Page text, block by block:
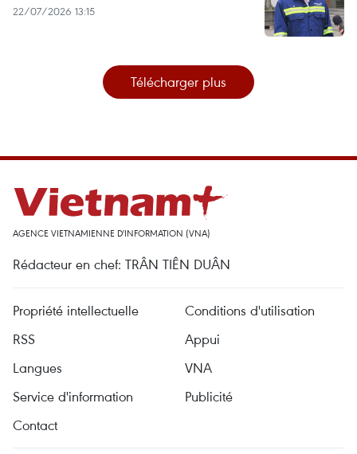
22/07/2026 13:15
Télécharger plus
AGENCE VIETNAMIENNE D'INFORMATION (VNA)
Rédacteur en chef: TRÂN TIÊN DUÂN
Propriété intellectuelle
Conditions d'utilisation
RSS
Appui
Langues
VNA
Service d'information
Publicité
Contact